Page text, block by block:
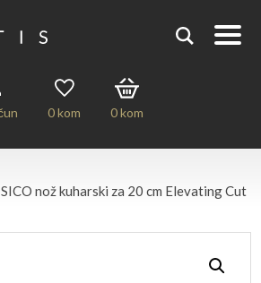
0kom 0kom
SICO nož kuharski za 20 cm Elevating Cut